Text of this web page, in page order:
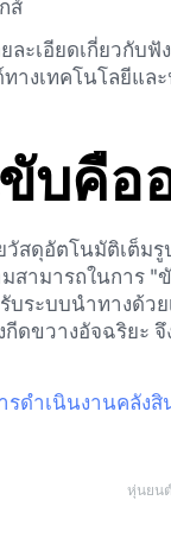
ส์
ละเอียดเกี่ยวกับ
างเทคโนโลยีแ
บคือ
สดุอัตโนมัติเต็ม
มสามารถในการ
บระบบนำทางด้ว
ดขวางอัจฉริยะ
รดำเนินงานคลังสิ
หุ่นยนต์